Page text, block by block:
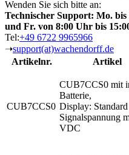
Wenden Sie sich bitte an:
Technischer Support: Mo.
und Fr. von 8:00 Uhr bis
Tel:+49 6722 9965966
➝support(at)wachendorff.de
Artikelnr.
Artikel
CUB7CCS0
CUB7CCS0 mit
Batterie,
Display:
Signalspannung
VDC